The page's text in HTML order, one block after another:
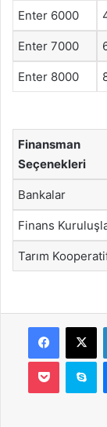
Enter 6000
Enter 7000
Enter 8000
Finansman
Seçenekleri
Bankalar
Finans
Tarım
Facebook
X
Pocket